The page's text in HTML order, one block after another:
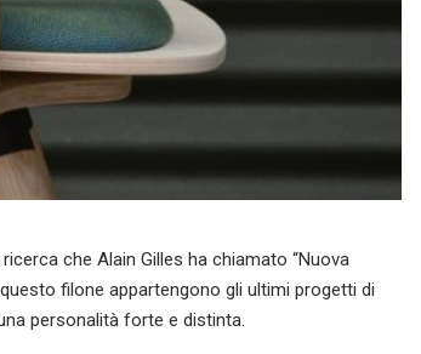
che Alain Gilles ha chiamato “Nuova
filone appartengono gli ultimi progetti di
personalità forte e distinta.